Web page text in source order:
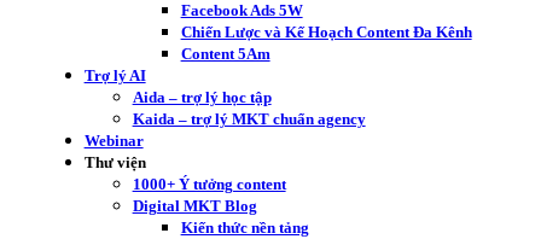
Facebook Ads 5W
Chiến Lược và Kế Hoạch Content Đa Kênh
Content 5Am
Trợ lý AI
Aida – trợ lý học tập
Kaida – trợ lý MKT chuẩn agency
Webinar
Thư viện
1000+ Ý tưởng content
Digital MKT Blog
Kiến thức nền tảng